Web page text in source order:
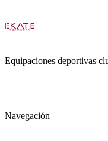
Equipaciones deportivas
Navegación